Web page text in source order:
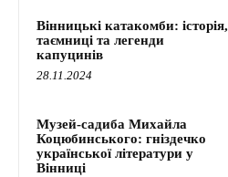
Вінницькі катакомби: історія,
таємниці та легенди
капуцинів
28.11.2024
Музей-садиба Михайла
Коцюбинського: гніздечко
української літератури у
Вінниці